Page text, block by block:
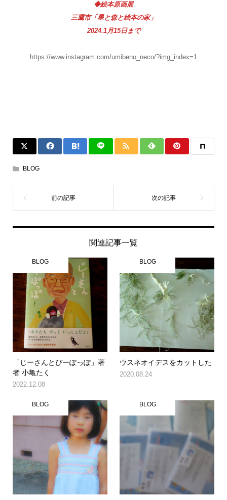
◆絵本原画展
三鷹市「星と森と絵本の家」
2024.1月15日まで
https://www.instagram.com/umibeno_neco/?img_index=1
BLOG
関連記事一覧
BLOG
「じーさんとぴーぽっぽ」著
者 小亀たく
2022.12.08
BLOG
ウスネオイデスをカットした
2020.08.24
BLOG BLOG